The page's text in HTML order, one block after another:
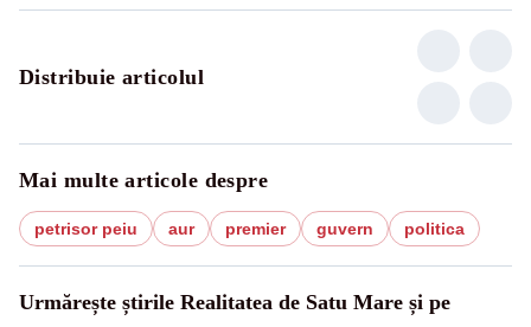
Distribuie articolul
Mai multe articole despre
petrisor peiu aur premier guvern politica
Urmărește știrile Realitatea de Satu Mare și pe